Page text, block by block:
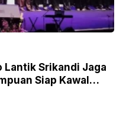
Lantik Srikandi Jaga
Siap Kawal